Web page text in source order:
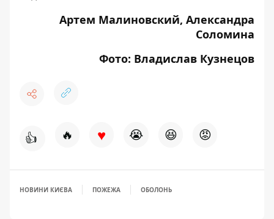
Артем Малиновский, Александра
Соломина
Фото: Владислав Кузнецов
👍 🔥 ♥ 😭 😆 😡
НОВИНИ КИЄВА ПОЖЕЖА ОБОЛОНЬ